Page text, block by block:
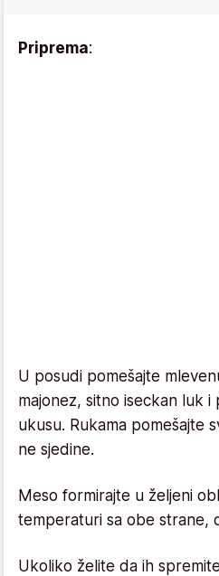
Priprema:
U posudi pomešajte
majonez, sitno iseckan luk i
ukusu. Rukama pomešajte
ne sjedine.
Meso formirajte u željeni
temperaturi sa obe strane,
Ukoliko želite da ih